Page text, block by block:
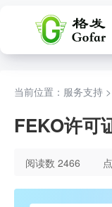
当前位置：服务支持 >
FEKO许可
阅读数 2466